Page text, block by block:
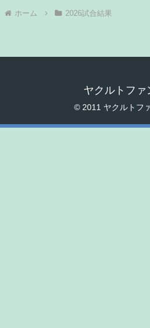
ホーム 2026試合結果
ヤクルトファ
© 2011 ヤクルトフ